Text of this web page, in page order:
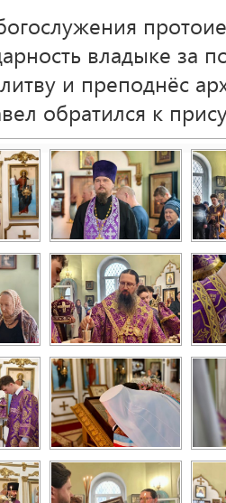
владыке за
и преподнёс
обратился к